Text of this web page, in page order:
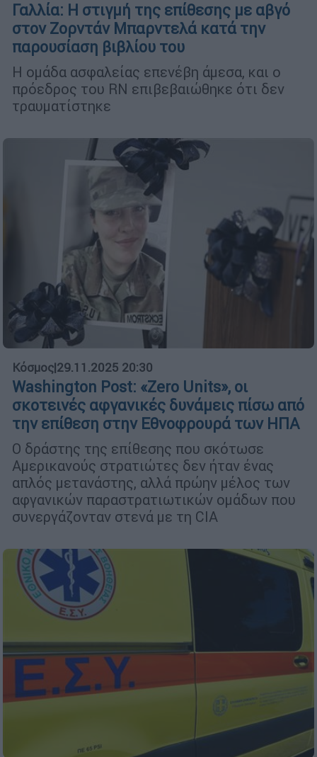
Γαλλία: Η στιγμή της επίθεσης με αβγό
στον Ζορντάν Μπαρντελά κατά την
παρουσίαση βιβλίου του
Η ομάδα ασφαλείας επενέβη άμεσα, και ο
πρόεδρος του RN επιβεβαιώθηκε ότι δεν
τραυματίστηκε
Κόσμος|29.11.2025 20:30
Washington Post: «Zero Units», οι
σκοτεινές αφγανικές δυνάμεις πίσω από
την επίθεση στην Εθνοφρουρά των ΗΠΑ
Ο δράστης της επίθεσης που σκότωσε
Αμερικανούς στρατιώτες δεν ήταν ένας
απλός μετανάστης, αλλά πρώην μέλος των
αφγανικών παραστρατιωτικών ομάδων που
συνεργάζονταν στενά με τη CIA